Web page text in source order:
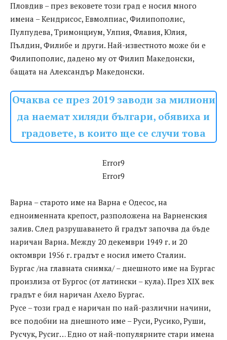
Пловдив – през вековете този град е носил много
имена – Кендрисос, Евмолпиас, Филипополис,
Пулпудева, Тримонциум, Улпия, Флавия, Юлия,
Пълдин, Филибе и други. Най-известното може би е
Филипополис, дадено му от Филип Македонски,
бащата на Александър Македонски.
Очаква се през 2019 заводи за милиони
да наемат хиляди българи, обявиха и
градовете, в които ще се случи това
Error9
Error9
Варна – старото име на Варна е Одесос, на
едноименната крепост, разположена на Варненския
залив. След разрушаването й градът започва да бъде
наричан Варна. Между 20 декември 1949 г. и 20
октомври 1956 г. градът е носил името Сталин.
Бургас /на главната снимка/ – днешното име на Бургас
произлиза от Бургос (от латински – кула). През XIX век
градът е бил наричан Ахело Бургас.
Русе – този град е наричан по най-различни начини,
все подобни на днешното име – Руси, Русико, Руши,
Русчук, Русиг… Едно от най-популярните стари имена